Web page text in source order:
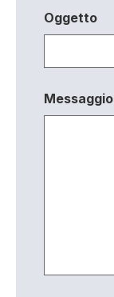
Oggetto
Messaggio